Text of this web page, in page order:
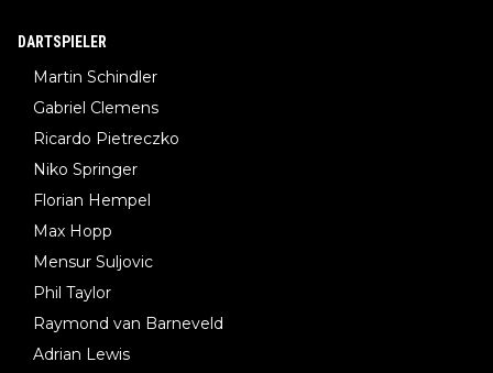
DARTSPIELER
Martin Schindler
Gabriel Clemens
Ricardo Pietreczko
Niko Springer
Florian Hempel
Max Hopp
Mensur Suljovic
Phil Taylor
Raymond van Barneveld
Adrian Lewis